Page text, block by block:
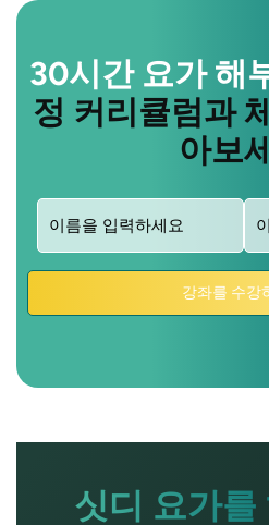
30시간 요가 해
정 커리큘럼과
아보
(필
일
(필
수)
강좌를 수강
싯디 요가를